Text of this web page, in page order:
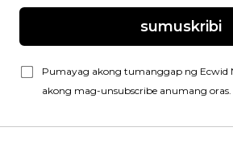
sumuskribi
Pumayag akong tumanggap ng Ecwid
akong mag-unsubscribe anumang oras.